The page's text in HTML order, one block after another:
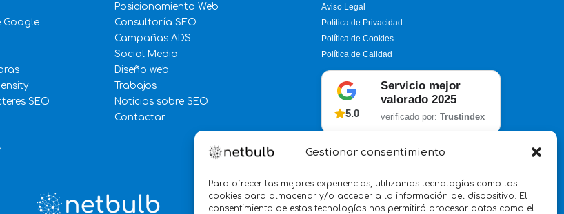
Gestionar consentimiento
Para ofrecer las mejores experiencias, utilizamos tecnologías como las
cookies para almacenar y/o acceder a la información del dispositivo. El
consentimiento de estas tecnologías nos permitirá procesar datos como el
Google
SEO
Posicionamiento Web
Consultoría SEO
Campañas ADS
Social Media
Diseño web
Trabajos
Noticias sobre SEO
Contactar
Aviso Legal
Política de Privacidad
Política de Cookies
Política de Calidad
5.0
Servicio mejor
valorado 2025
verificado por: Trustindex